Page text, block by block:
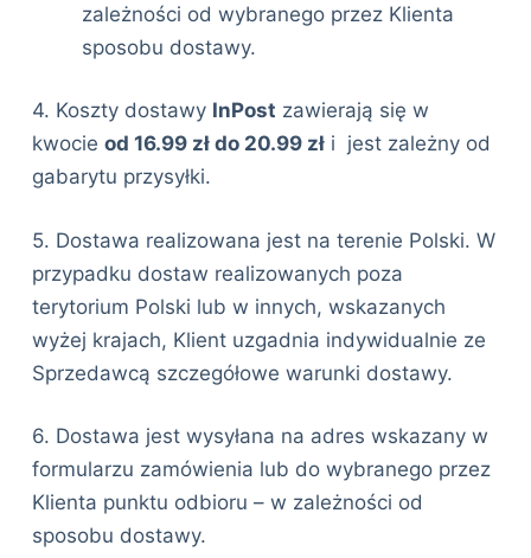
zależności od wybranego przez Klienta
sposobu dostawy.
4. Koszty dostawy InPost zawierają się w
kwocie od 16.99 zł do 20.99 złi jest zależny od
gabarytu przysyłki.
5. Dostawa realizowana jest na terenie Polski. W
przypadku dostaw realizowanych poza
terytorium Polski lub w innych, wskazanych
wyżej krajach, Klient uzgadnia indywidualnie ze
Sprzedawcą szczegółowe warunki dostawy.
6. Dostawa jest wysyłana na adres wskazany w
formularzu zamówienia lub do wybranego przez
Klienta punktu odbioru – w zależności od
sposobu dostawy.